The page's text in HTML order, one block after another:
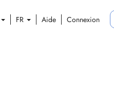
FR Aide Connexion